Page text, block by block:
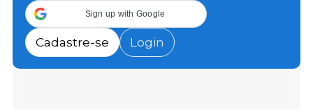
resultado da BSEMG em R$7,30 numa bolsa
fechada, enquanto a BSim ficou a R$7,50.
Sign up with Google
Cadastre-se Login